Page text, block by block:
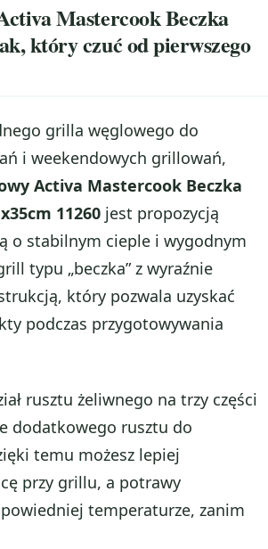
Mastercook Beczka
który czuć od pierwszego
grilla węglowego do
i weekendowych grillowań,
Activa Mastercook Beczka
11260 jest propozycją
o stabilnym cieple i wygodnym
typu „beczka” z wyraźnie
który pozwala uzyskać
podczas przygotowywania
rusztu żeliwnego na trzy części
dodatkowego rusztu do
temu możesz lepiej
przy grillu, a potrawy
temperaturze, zanim